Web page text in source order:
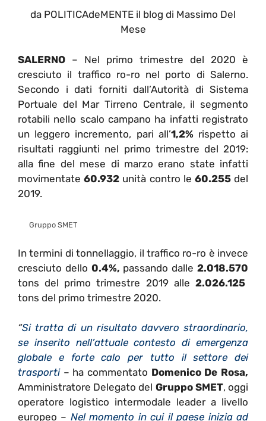
da POLITICAdeMENTE il blog di Massimo Del
Mese
SALERNO – Nel primo trimestre del 2020 è
cresciuto il traffico ro-ro nel porto di Salerno.
Secondo i dati forniti dall’Autorità di Sistema
Portuale del Mar Tirreno Centrale, il segmento
rotabili nello scalo campano ha infatti registrato
un leggero incremento, pari all’1,2% rispetto ai
risultati raggiunti nel primo trimestre del 2019:
alla fine del mese di marzo erano state infatti
movimentate60.932 unità contro le 60.255del
2019.
Gruppo SMET
In termini di tonnellaggio, il traffico ro-ro è invece
cresciuto dello 0.4%, passando dalle2.018.570
tons del primo trimestre 2019 alle 2.026.125
tons del primo trimestre 2020.
“Si tratta di un risultato davvero straordinario,
se inserito nell’attuale contesto di emergenza
globale e forte calo per tutto il settore dei
trasporti– ha commentato Domenico De Rosa,
Amministratore Delegato del Gruppo SMET, oggi
operatore logistico intermodale leader a livello
europeo – Nel momento in cui il paese inizia ad